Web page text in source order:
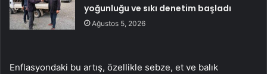
yoğunluğu ve sıkı denetim başladı
Ağustos 5, 2026
Enflasyondaki bu artış, özellikle sebze, et ve balık